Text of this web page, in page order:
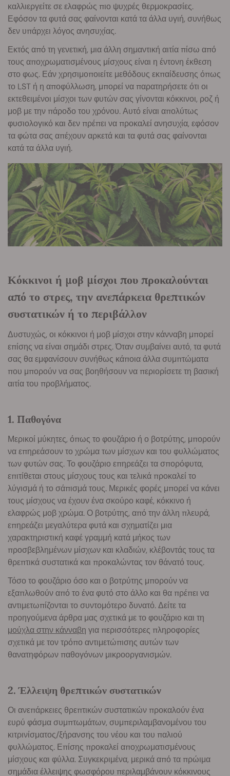
καλλιεργείτε σε ελαφρώς πιο ψυχρές θερμοκρασίες.
Εφόσον τα φυτά σας φαίνονται κατά τα άλλα υγιή, συνήθως
δεν υπάρχει λόγος ανησυχίας.
Εκτός από τη γενετική, μια άλλη σημαντική αιτία πίσω από
τους αποχρωματισμένους μίσχους είναι η έντονη έκθεση
στο φως. Εάν χρησιμοποιείτε μεθόδους εκπαίδευσης όπως
το LST ή η αποφύλλωση, μπορεί να παρατηρήσετε ότι οι
εκτεθειμένοι μίσχοι των φυτών σας γίνονται κόκκινοι, ροζ ή
μοβ με την πάροδο του χρόνου. Αυτό είναι απολύτως
φυσιολογικό και δεν πρέπει να προκαλεί ανησυχία, εφόσον
τα φώτα σας απέχουν αρκετά και τα φυτά σας φαίνονται
κατά τα άλλα υγιή.
Κόκκινοι ή μοβ μίσχοι που προκαλούνται
από το στρες, την ανεπάρκεια θρεπτικών
συστατικών ή το περιβάλλον
Δυστυχώς, οι κόκκινοι ή μοβ μίσχοι στην κάνναβη μπορεί
επίσης να είναι σημάδι στρες. Όταν συμβαίνει αυτό, τα φυτά
σας θα εμφανίσουν συνήθως κάποια άλλα συμπτώματα
που μπορούν να σας βοηθήσουν να περιορίσετε τη βασική
αιτία του προβλήματος.
1. Παθογόνα
Μερικοί μύκητες, όπως το φουζάριο ή ο βοτρύτης, μπορούν
να επηρεάσουν το χρώμα των μίσχων και του φυλλώματος
των φυτών σας. Το φουζάριο επηρεάζει τα σπορόφυτα,
επιτίθεται στους μίσχους τους και τελικά προκαλεί το
λύγισμά ή το σάπισμά τους. Μερικές φορές μπορεί να κάνει
τους μίσχους να έχουν ένα σκούρο καφέ, κόκκινο ή
ελαφρώς μοβ χρώμα. Ο βοτρύτης, από την άλλη πλευρά,
επηρεάζει μεγαλύτερα φυτά και σχηματίζει μια
χαρακτηριστική καφέ γραμμή κατά μήκος των
προσβεβλημένων μίσχων και κλαδιών, κλέβοντάς τους τα
θρεπτικά συστατικά και προκαλώντας τον θάνατό τους.
Τόσο το φουζάριο όσο και ο βοτρύτης μπορούν να
εξαπλωθούν από το ένα φυτό στο άλλο και θα πρέπει να
αντιμετωπίζονται το συντομότερο δυνατό. Δείτε τα
προηγούμενα άρθρα μας σχετικά με το φουζάριο και τη
μούχλα στην κάνναβη για περισσότερες πληροφορίες
σχετικά με τον τρόπο αντιμετώπισης αυτών των
θανατηφόρων παθογόνων μικροοργανισμών.
2. Έλλειψη θρεπτικών συστατικών
Οι ανεπάρκειες θρεπτικών συστατικών προκαλούν ένα
ευρύ φάσμα συμπτωμάτων, συμπεριλαμβανομένου του
κιτρινίσματος/ξήρανσης του νέου και του παλιού
φυλλώματος. Επίσης προκαλεί αποχρωματισμένους
μίσχους και φύλλα. Συγκεκριμένα, μερικά από τα πρώιμα
σημάδια έλλειψης φωσφόρου περιλαμβάνουν κόκκινους